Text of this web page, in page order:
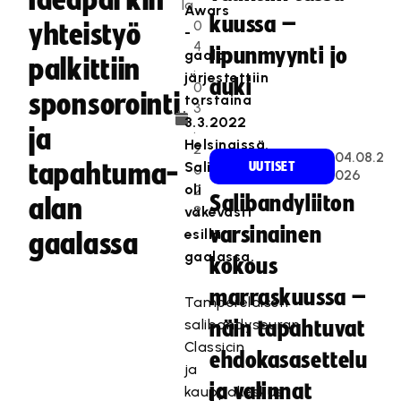
yhteistyö
palkittiin
sponsorointi
ja
tapahtuma-
alan
gaalassa
la
0
4
.
0
3
.
2
0
2
2
Awars
-
gaala
järjestettiin
torstaina
3.3.2022
Helsingissä.
Salibandy
oli
väkevästi
esillä
gaalassa.
Tamperelaisen
salibandyseuran
Classicin
ja
kauppakeskus
kuussa –
lipunmyynti jo
auki
UUTISET
04.08.2
026
Salibandyliiton
varsinainen
kokous
marraskuussa –
näin tapahtuvat
ehdokasasettelu
ja valinnat